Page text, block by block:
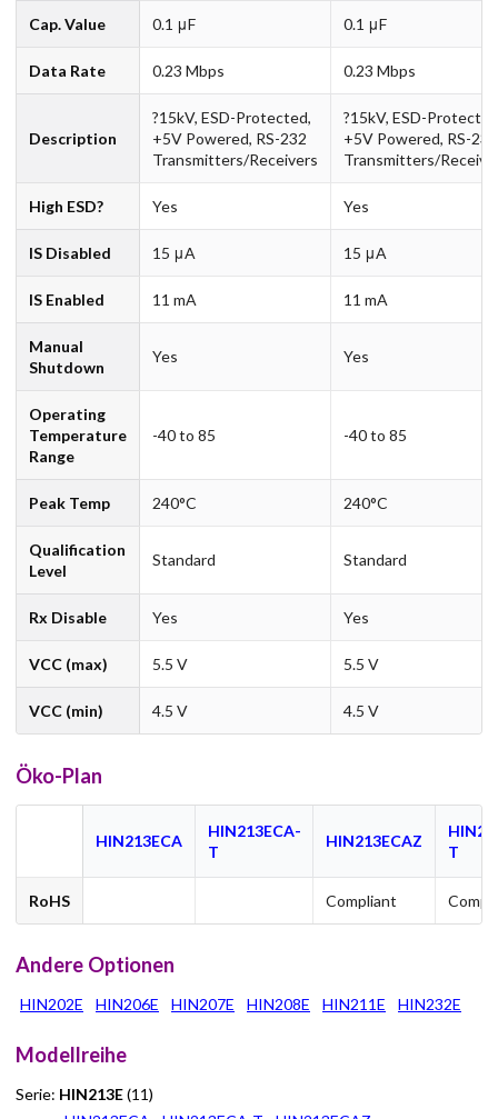
Cap. Value 0.1 μF 0.1 μF
Data Rate 0.23 Mbps 0.23 Mbps
Description
?15kV, ESD-Protected,
+5V Powered, RS-232
Transmitters/Receivers
?15kV, ESD-
+5V Powered, RS-232
Transmitters/
High ESD? Yes Yes
IS Disabled 15 μA 15 μA
IS Enabled 11 mA 11 mA
Manual
Shutdown
Yes Yes
Operating
Temperature
Range
-40 to 85 -40 to 85
Peak Temp 240°C 240°C
Qualification
Level
Standard Standard
Rx Disable Yes Yes
VCC (max) 5.5 V 5.5 V
VCC (min) 4.5 V 4.5 V
Öko-Plan
HIN213ECA
HIN213ECA-
T
HIN213ECAZ
T
RoHS Compliant
Andere Optionen
HIN202E HIN206E HIN207E HIN208E HIN211E HIN232E
Modellreihe
Serie: HIN213E(11)